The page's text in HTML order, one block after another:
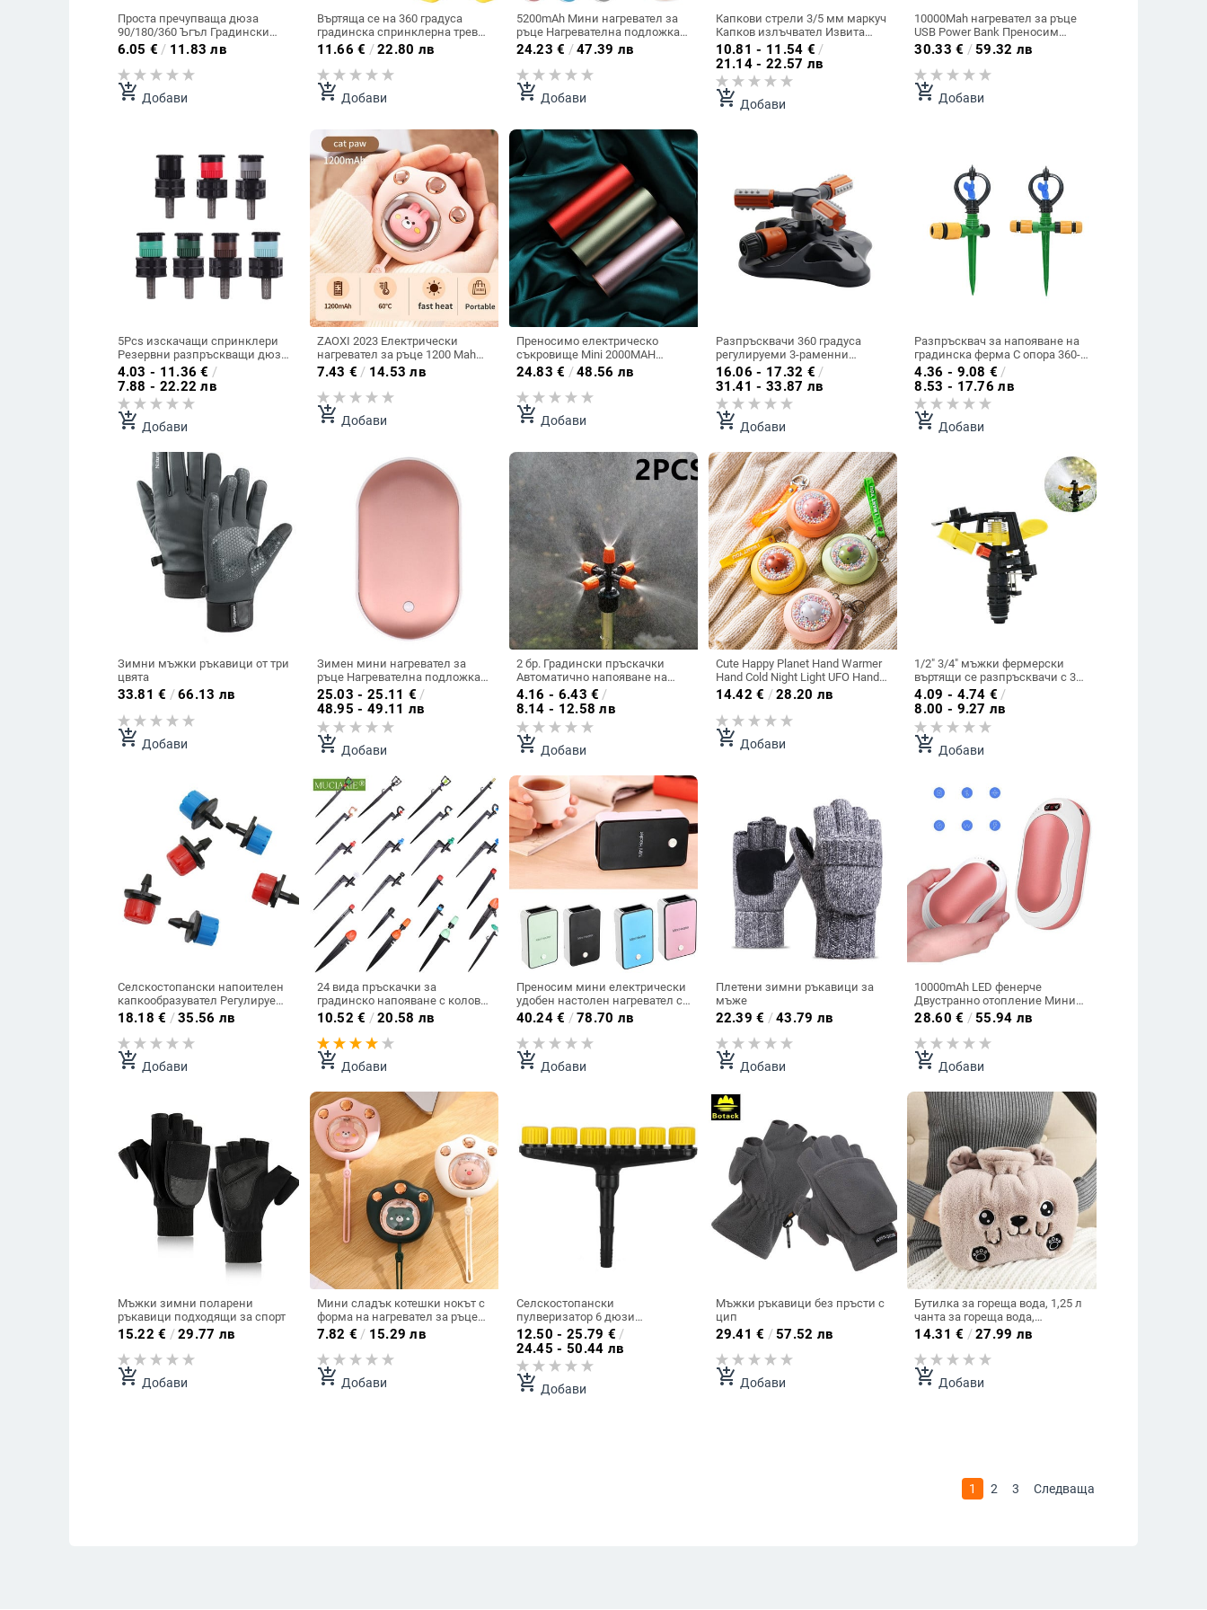
Проста пречупваща дюза
90/180/360 Ъгъл Градински
спринклер Селско стопанство
Напоителни дюзи за пръскане
Поливане на плодни дървета
100 бр.
6.05 € / 11.83 лв
add_shopping_cart Добави
Въртяща се на 360 градуса
градинска спринклерна тревна
площ Автоматична
актуализирана система за
разпръскване на двора Водна
напоителна пръскачка с
покритие на голяма площ
11.66 € /22.80 лв
add_shopping_cart Добави
5200mAh Мини нагревател за
ръце Нагревателна подложка
USB акумулаторен удобен
нагревател Джоб Мини
анимационен електрически
зимен нагревател Топъл
24.23 € /47.39 лв
add_shopping_cart Добави
Капкови стрели 3/5 мм маркуч
Капков излъчвател Извита
стрелка Напояване на
растения Капкомер Градинска
оранжерия Аксесоари за
капково напояване 100 бр.
10.81 - 11.54 € /
21.14 - 22.57 лв
add_shopping_cart Добави
10000Mah нагревател за ръце
USB Power Bank Преносим
електрически джобен
нагревател за ръце Цифров
дисплей Фенерче Коледен
подарък
30.33 € /59.32 лв
add_shopping_cart Добави
5Pcs изскачащи спринклери
Резервни разпръскващи дюзи
0~360 градуса регулируема
градина парк ферма трева
тревни култури инструмент за
напояване
4.03 - 11.36 € /
7.88 - 22.22 лв
add_shopping_cart Добави
ZAOXI 2023 Електрически
нагревател за ръце 1200 Mah
USB зареждане Power Bank
Джобен нагревател за ръце
Цифров дисплей Джобен
зимен нагревател
7.43 € / 14.53 лв
add_shopping_cart Добави
Преносимо електрическо
съкровище Mini 2000MAH
нагреватели за ръце Usb бързо
зареждане Отопление Мини
нагревател за ръце Travel Usb
електрически на едро
24.83 € /48.56 лв
add_shopping_cart Добави
Разпръсквачи 360 градуса
регулируеми 3-раменни
въртящи се автоматични
напоителни дюзи Градинско
земеделие Устройство за
напояване на тревни площи
16.06 - 17.32 € /
31.41 - 33.87 лв
add_shopping_cart Добави
Разпръсквач за напояване на
градинска ферма С опора 360-
градусови въртящи се
разпръсквачи за трева
Градинско градинарство
Поливане с вода 1PC
4.36 - 9.08 € /
8.53 - 17.76 лв
add_shopping_cart Добави
Зимни мъжки ръкавици от три
цвята
33.81 € /66.13 лв
add_shopping_cart Добави
Зимен мини нагревател за
ръце Нагревателна подложка
Mobile Power USB Акумулаторен
ръчен нагревател Нагревател
Джобен анимационен
електрически нагревател
25.03 - 25.11 € /
48.95 - 49.11 лв
add_shopping_cart Добави
2 бр. Градински пръскачки
Автоматично напояване на
тревна трева 360-градусов кръг
Въртяща се водна пръскачка 5
дюзи Маркуч за градински
тръби
4.16 - 6.43 € /
8.14 - 12.58 лв
add_shopping_cart Добави
Cute Happy Planet Hand Warmer
Hand Cold Night Light UFO Hand
Warmer Акумулаторна мини
преносима топла ръка
Дълготрайна топлина
14.42 € /28.20 лв
add_shopping_cart Добави
1/2" 3/4" мъжки фермерски
въртящи се разпръсквачи с 360
градуса въртяща се струйна
дюза Регулируеми
селскостопански пръскачки за
трева 1 бр.
4.09 - 4.74 € /
8.00 - 9.27 лв
add_shopping_cart Добави
Селскостопански напоителен
капкообразувател Регулируем
воден поток Градинска вода
Селскостопански инструменти
Капкообразуватели за
напояване 100 бр.
18.18 € /35.56 лв
add_shopping_cart Добави
24 вида пръскачки за
градинско напояване с колове,
регулируеми пулверизатори,
рефракционни
капкообразуватели, поливащи
вихрови дюзи 1/4'' шип
10.52 € /20.58 лв
add_shopping_cart Добави
Преносим мини електрически
удобен настолен нагревател с
мини щепсел Затопляща
машина за радиатор за ръце
през зимата, както се вижда
по телевизора за дома
40.24 € /78.70 лв
add_shopping_cart Добави
Плетени зимни ръкавици за
мъже
22.39 € /43.79 лв
add_shopping_cart Добави
10000mAh LED фенерче
Двустранно отопление Мини
нагревател за ръце USB Mobile
Power Bank Зимен
електрически нагревател
Платнена чанта за дома
28.60 € /55.94 лв
add_shopping_cart Добави
Мъжки зимни поларени
ръкавици подходящи за спорт
15.22 € /29.77 лв
add_shopping_cart Добави
Мини сладък котешки нокът с
форма на нагревател за ръце
USB акумулаторен
електрически преносим
нагревател за ръце за зимата
на открито, пътуване, туризъм,
употреба
7.82 € / 15.29 лв
add_shopping_cart Добави
Селскостопански
пулверизатор 6 дюзи
Градинска тревна вода
Пръскачки Спрей за напояване
Дюза с регулируем размер
инструменти за селско
стопанство
12.50 - 25.79 € /
24.45 - 50.44 лв
add_shopping_cart Добави
Мъжки ръкавици без пръсти с
цип
29.41 € /57.52 лв
add_shopping_cart Добави
Бутилка за гореща вода, 1,25 л
чанта за гореща вода,
нагревателна подложка с мека
плюшена обвивка за горещ
компрес, нагревател за ръце,
крака, врат, рамо
14.31 € /27.99 лв
add_shopping_cart Добави
1 2 3 Следваща